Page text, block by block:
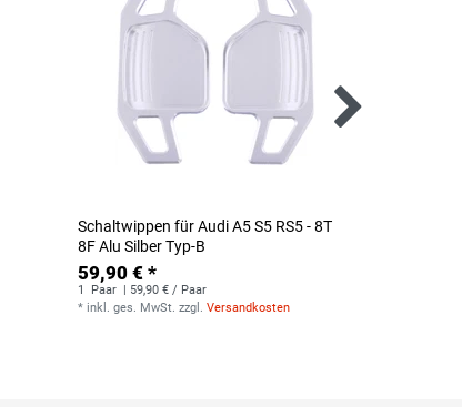
Schaltwippen für Audi A5 S5 RS5 - 8T
8F Alu Silber Typ-B
59,90 € *
1 Paar
| 59,90 € / Paar
* inkl. ges. MwSt. zzgl.Versandkosten